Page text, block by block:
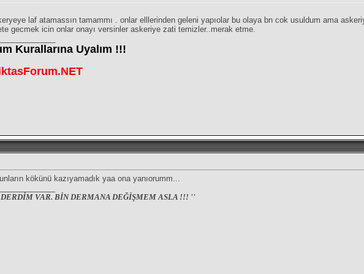
laf atamassın tamammı . onlar elllerinden geleni yapıolar bu olaya bn cok usuldum ama
gecmek icin onlar onayı versinler askeriye zati temizler..merak etme.
Kurallarına Uyalım !!!
kökünü kazıyamadık yaa ona yanıorumm...
VAR. BİN DERMANA DEĞİŞMEM ASLA !!! ''